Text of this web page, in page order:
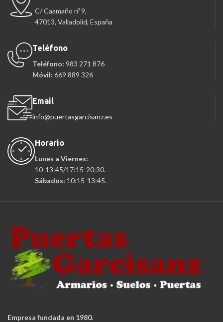
C/ Caamaño nº 9,
47013, Valladolid, España
Teléfono
Teléfono: 983 271 876
Móvil: 669 889 326
Email
info@puertasgarcisanz.es
Horario
Lunes a Viernes:
10-13:45/17:15-20:30.
Sábados: 10:15-13:45.
Empresa fundada en 1980.